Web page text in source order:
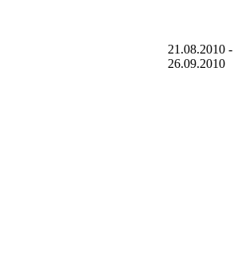
21.08.2010 -
26.09.2010